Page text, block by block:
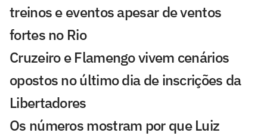
treinos e eventos apesar de ventos
fortes no Rio
Cruzeiro e Flamengo vivem cenários
opostos no último dia de inscrições da
Libertadores
Os números mostram por que Luiz